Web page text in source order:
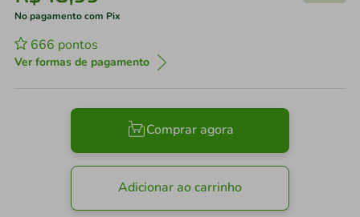
No pagamento com Pix
666 pontos
Ver formas de pagamento
Comprar agora
Adicionar ao carrinho